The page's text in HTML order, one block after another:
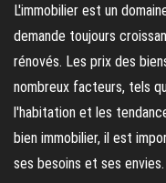
L'immobilier est un
demande toujours
rénovés. Les prix des
nombreux facteurs, tels
l'habitation et les
bien immobilier, il est
ses besoins et ses envies.